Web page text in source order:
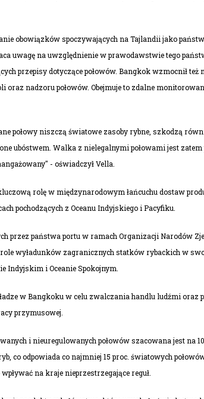
obowiązków spoczywających na Tajlandii jako
uwagę na uwzględnienie w prawodawstwie tego
przepisy dotyczące połowów. Bangkok wzmocnił
nadzoru połowów. Obejmuje to zdalne
połowy niszczą światowe zasoby rybne, szkodzą
ubóstwem. Walka z nielegalnymi połowami jest
- oświadczył Vella.
rolę w międzynarodowym łańcuchu dostaw
pochodzących z Oceanu Indyjskiego i Pacyfiku.
przez państwa portu w ramach Organizacji Narodów
wyładunków zagranicznych statków rybackich w
Indyjskim i Oceanie Spokojnym.
w Bangkoku w celu zwalczania handlu ludźmi
przymusowej.
i nieuregulowanych połowów szacowana jest na
co odpowiada co najmniej 15 proc. światowych
na kraje nieprzestrzegające reguł.